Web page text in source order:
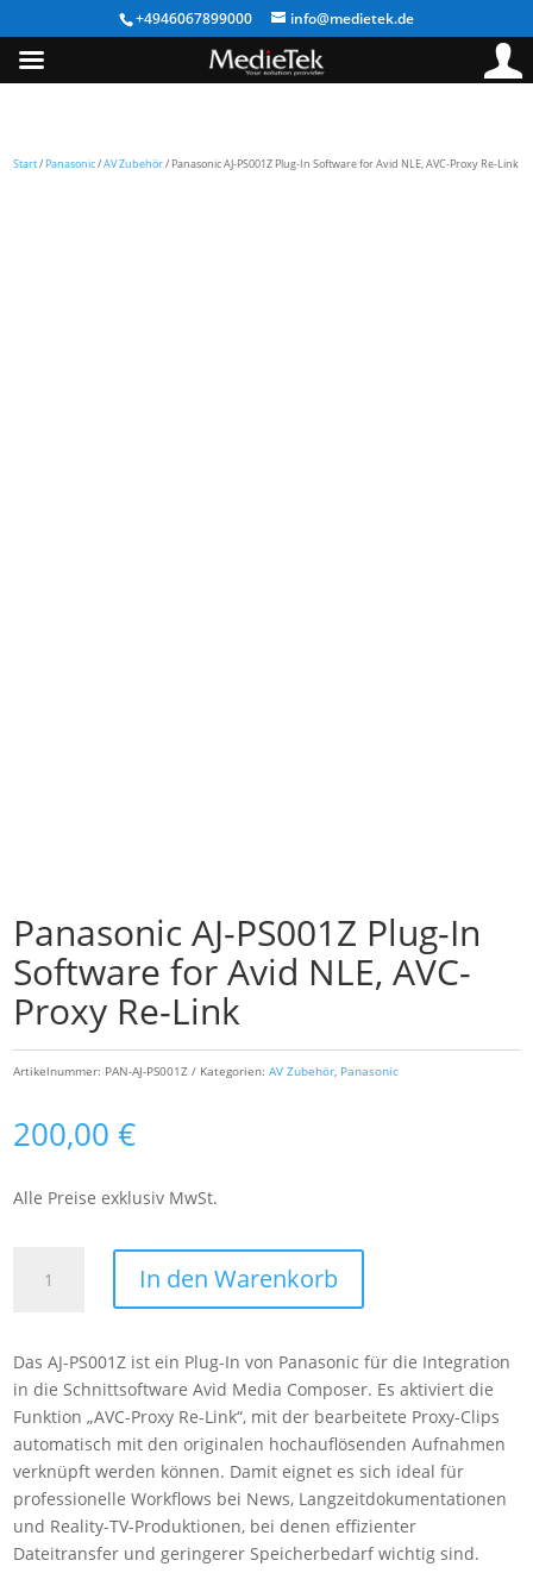
+4946067899000 info@medietek.de
Start/ Panasonic/AV Zubehör/ Panasonic AJ-PS001Z Plug-In Software for Avid NLE, AVC-Proxy Re-Link
Panasonic AJ-PS001Z Plug-In
Software for Avid NLE, AVC-
Proxy Re-Link
Artikelnummer: PAN-AJ-PS001Z Kategorien:AV Zubehör Panasonic
200,00€
Alle Preise exklusiv MwSt.
In
Software
for
Avid
NLE,
AVC-
Proxy
Re-
In den Warenkorb
Das AJ-PS001Z ist ein Plug-In von Panasonic für die Integration
in die Schnittsoftware Avid Media Composer. Es aktiviert die
Funktion „AVC-Proxy Re-Link“, mit der bearbeitete Proxy-Clips
automatisch mit den originalen hochauflösenden Aufnahmen
verknüpft werden können. Damit eignet es sich ideal für
professionelle Workflows bei News, Langzeitdokumentationen
und Reality-TV-Produktionen, bei denen effizienter
Dateitransfer und geringerer Speicherbedarf wichtig sind.